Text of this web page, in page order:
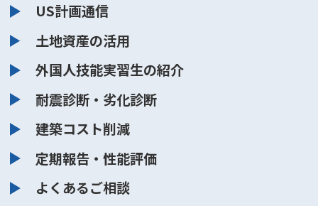
US計画通信
土地資産の活用
外国人技能実習生の紹介
耐震診断・劣化診断
建築コスト削減
定期報告・性能評価
よくあるご相談